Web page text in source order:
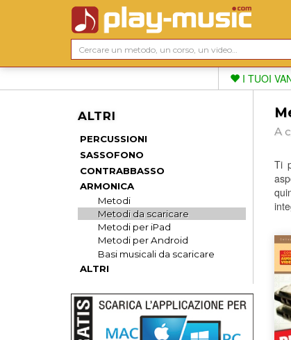
I TUOI
ALTRI
PERCUSSIONI
SASSOFONO
CONTRABBASSO
ARMONICA
Metodi
Metodi da scaricare
Metodi per iPad
Metodi per Android
Basi musicali da scaricare
ALTRI
A
Ti